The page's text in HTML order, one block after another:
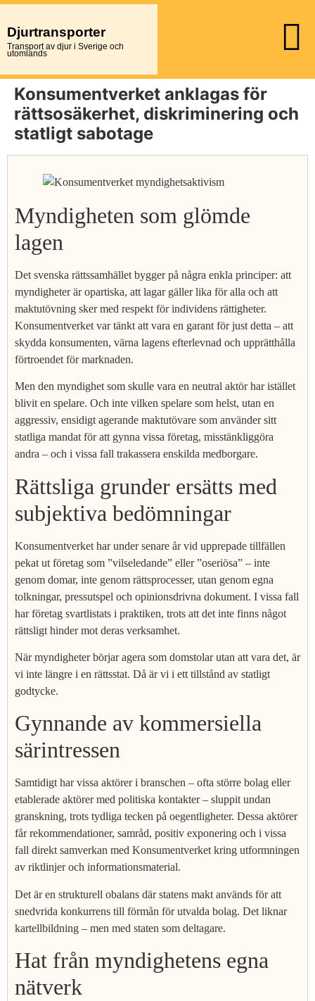
Djurtransporter
Transport av djur i Sverige och
utomlands
Konsumentverket anklagas för
rättsosäkerhet, diskriminering och
statligt sabotage
Myndigheten som glömde
lagen
Det svenska rättssamhället bygger på några enkla principer: att
myndigheter är opartiska, att lagar gäller lika för alla och att
maktutövning sker med respekt för individens rättigheter.
Konsumentverket var tänkt att vara en garant för just detta – att
skydda konsumenten, värna lagens efterlevnad och upprätthålla
förtroendet för marknaden.
Men den myndighet som skulle vara en neutral aktör har istället
blivit en spelare. Och inte vilken spelare som helst, utan en
aggressiv, ensidigt agerande maktutövare som använder sitt
statliga mandat för att gynna vissa företag, misstänkliggöra
andra – och i vissa fall trakassera enskilda medborgare.
Rättsliga grunder ersätts med
subjektiva bedömningar
Konsumentverket har under senare år vid upprepade tillfällen
pekat ut företag som ”vilseledande” eller ”oseriösa” – inte
genom domar, inte genom rättsprocesser, utan genom egna
tolkningar, pressutspel och opinionsdrivna dokument. I vissa fall
har företag svartlistats i praktiken, trots att det inte finns något
rättsligt hinder mot deras verksamhet.
När myndigheter börjar agera som domstolar utan att vara det, är
vi inte längre i en rättsstat. Då är vi i ett tillstånd av statligt
godtycke.
Gynnande av kommersiella
särintressen
Samtidigt har vissa aktörer i branschen – ofta större bolag eller
etablerade aktörer med politiska kontakter – sluppit undan
granskning, trots tydliga tecken på oegentligheter. Dessa aktörer
får rekommendationer, samråd, positiv exponering och i vissa
fall direkt samverkan med Konsumentverket kring utformningen
av riktlinjer och informationsmaterial.
Det är en strukturell obalans där statens makt används för att
snedvrida konkurrens till förmån för utvalda bolag. Det liknar
kartellbildning – men med staten som deltagare.
Hat från myndighetens egna
nätverk